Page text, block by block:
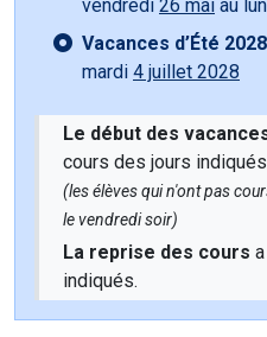
vendredi 26 mai au
Vacances d’Été
mardi 4 juillet 2028
Le début des
cours des jours
(les élèves qui n'ont pas
le vendredi soir)
La reprise des cours
indiqués.